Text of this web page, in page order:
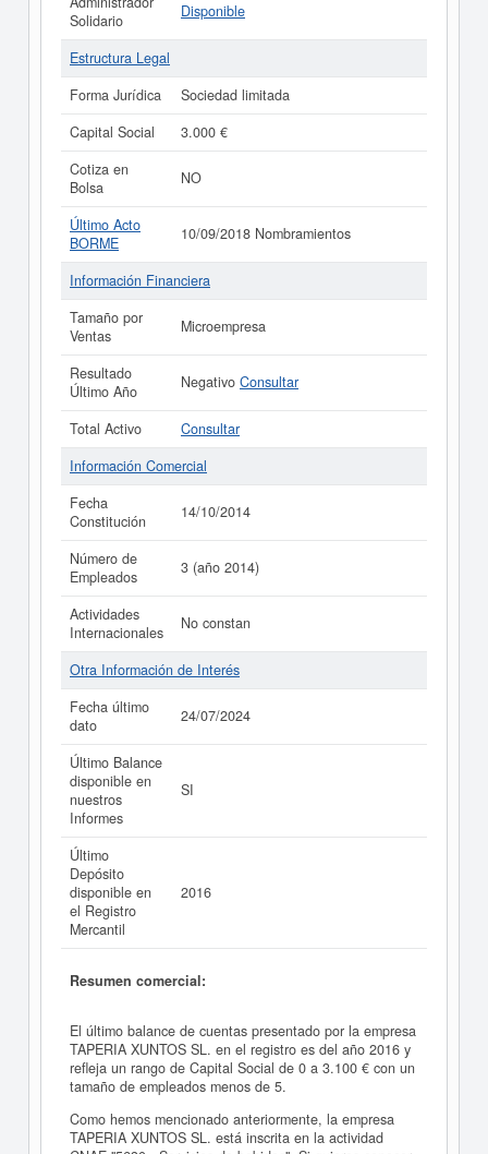
Solidario
Disponible
Estructura Legal
Forma Jurídica
Sociedad limitada
Capital Social
3.000 €
Cotiza en
Bolsa
NO
Último Acto
BORME
10/09/2018 Nombramientos
Información Financiera
Tamaño por
Ventas
Microempresa
Resultado
Último Año
Negativo Consultar
Total Activo
Consultar
Información Comercial
Fecha
Constitución
14/10/2014
Número de
Empleados
3 (año 2014)
Actividades
Internacionales
No constan
Otra Información de Interés
Fecha último
dato
24/07/2024
Último Balance
disponible en
nuestros
Informes
SI
Último
Depósito
disponible en
el Registro
Mercantil
2016
Resumen comercial:
El último balance de cuentas presentado por la empresa
TAPERIA XUNTOS SL. en el registro es del año 2016 y
refleja un rango de Capital Social de 0 a 3.100 € con un
tamaño de empleados menos de 5.
Como hemos mencionado anteriormente, la empresa
TAPERIA XUNTOS SL. está inscrita en la actividad